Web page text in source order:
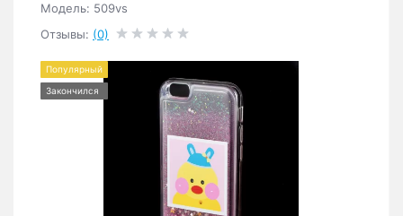
Модель: 509vs
Отзывы: (0)
Популярный
Закончился